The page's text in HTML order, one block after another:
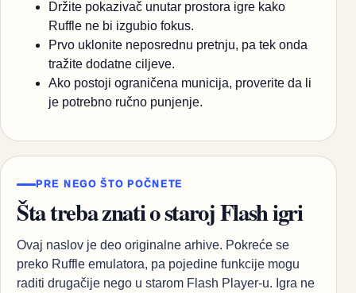
Držite pokazivač unutar prostora igre kako
Ruffle ne bi izgubio fokus.
Prvo uklonite neposrednu pretnju, pa tek onda
tražite dodatne ciljeve.
Ako postoji ograničena municija, proverite da li
je potrebno ručno punjenje.
PRE NEGO ŠTO POČNETE
Šta treba znati o staroj Flash igri
Ovaj naslov je deo originalne arhive. Pokreće se
preko Ruffle emulatora, pa pojedine funkcije mogu
raditi drugačije nego u starom Flash Player-u. Igra ne